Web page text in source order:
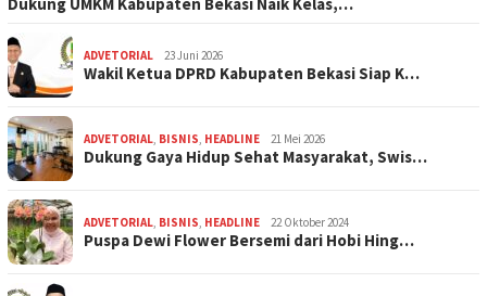
ADVETORIAL 23 Juni 2026
Wakil Ketua DPRD Kabupaten Bekasi Siap K…
ADVETORIAL, BISNIS, HEADLINE 21 Mei 2026
Dukung Gaya Hidup Sehat Masyarakat, Swis…
ADVETORIAL, BISNIS, HEADLINE 22 Oktober 2024
Puspa Dewi Flower Bersemi dari Hobi Hing…